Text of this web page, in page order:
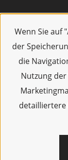
Wenn Sie auf
der
die
Nutzung
detailliertere